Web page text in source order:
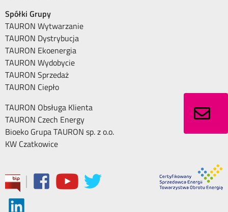
Spółki Grupy
TAURON Wytwarzanie
TAURON Dystrybucja
TAURON Ekoenergia
TAURON Wydobycie
TAURON Sprzedaż
TAURON Ciepło
TAURON Obsługa Klienta
TAURON Czech Energy
Bioeko Grupa TAURON sp. z o.o.
KW Czatkowice
|